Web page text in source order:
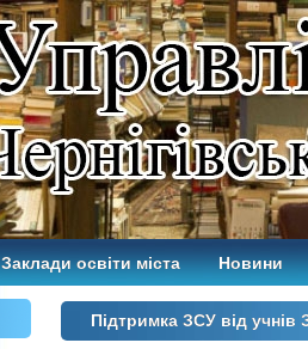
Заклади освіти міста Новини
Підтримка ЗСУ від